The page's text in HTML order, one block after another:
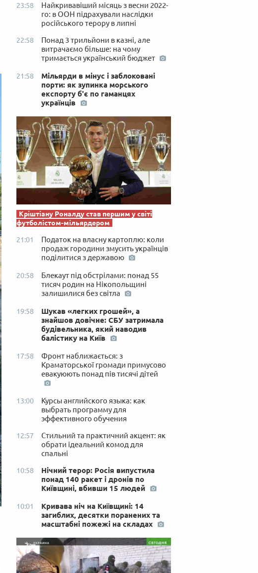
23:58
Найкривавіший місяць з весни 2022-
го: в ООН підрахували наслідки
російського терору в липні
22:58
Понад 3 трильйони в казні, але
витрачаємо більше: на чому
тримається український бюджет
21:58
Мільярди в мінус і заблоковані
порти: як зупинка морського
експорту б'є по гаманцях
українців
Кріштіану Роналду став першим у світі
футболістом-мільярдером
21:01
Податок на власну картоплю: коли
продаж городини змусить українців
поділитися з державою
20:58
Блекаут під обстрілами: понад 55
тисяч родин на Нікопольщині
залишилися без світла
19:58
Шукав «легких грошей», а
знайшов довічне: СБУ затримала
будівельника, який наводив
балістику на Київ
17:58
Фронт наближається: з
Краматорської громади примусово
евакуюють понад пів тисячі дітей
13:00
Курсы английского языка: как
выбрать программу для
эффективного обучения
12:57
Стильний та практичний акцент: як
обрати ідеальний комод для
спальні
10:58
Нічний терор: Росія випустила
понад 140 ракет і дронів по
Київщині, вбивши 15 людей
10:01
Кривава ніч на Київщині: 14
загиблих, десятки поранених та
масштабні пожежі на складах